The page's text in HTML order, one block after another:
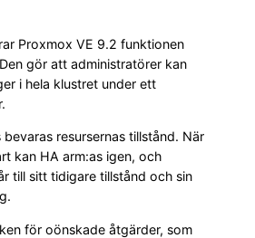
Proxmox VE 9.2 funktionen
gör att administratörer kan
i hela klustret under ett
bevaras resursernas tillstånd. När
kan HA arm:as igen, och
till sitt tidigare tillstånd och sin
för oönskade åtgärder, som